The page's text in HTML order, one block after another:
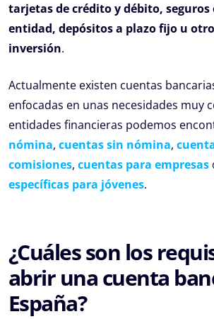
tarjetas de crédito y débito, seguros
entidad, depósitos a plazo fijo u
inversión.
Actualmente existen cuentas
enfocadas en unas necesidades muy
entidades financieras podemos
nómina, cuentas sin nómina,
comisiones, cuentas para empresas
específicas para jóvenes.
¿Cuáles son los
abrir una cuenta
España?